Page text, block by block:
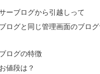
ーブログから引越しって
ログと同じ管理画面のブロ
ログの特徴
値段は？